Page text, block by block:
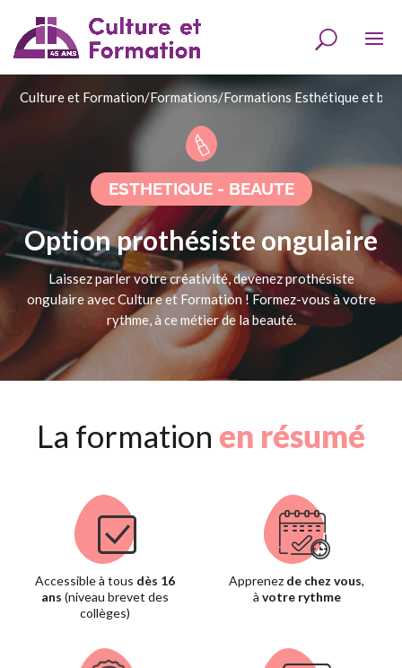
Culture et Formation/Formations/Formations Esthétique et
ESTHETIQUE - BEAUTE
Option prothésiste ongulaire
Laissez parler votre créativité, devenez prothésiste
ongulaire avec Culture et Formation ! Formez-vous à votre
rythme, à ce métier de la beauté.
La formation en résumé
Accessible à tous dès 16
ans (niveau brevet des
collèges)
Apprenez de chez vous,
à votre rythme